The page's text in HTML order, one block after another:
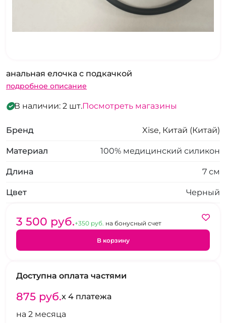
анальная елочка с подкачкой
подробное описание
В наличии: 2 шт.Посмотреть магазины
Бренд Xise, Китай (Китай)
Материал 100% медицинский силикон
Длина 7 см
Цвет Черный
3 500 pуб.+350 pуб. на бонусный счет
В корзину
Доступна оплата частями
875 pуб.x 4 платежа
на 2 месяца